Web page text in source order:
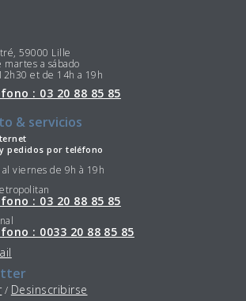
59000 Lille
martes a sábado
et de 14h a 19h
: 03 20 88 85 85
& servicios
pedidos por teléfono
viernes de 9h à 19h
: 03 20 88 85 85
: 0033 20 88 85 85
/ Desinscribirse